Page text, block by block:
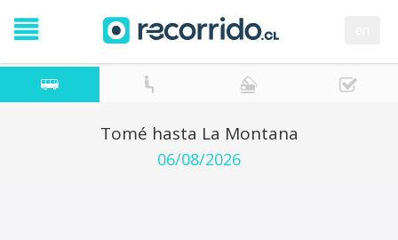
Tomé hasta La Montana
06/08/2026